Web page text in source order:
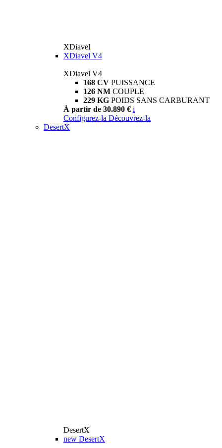
XDiavel
XDiavel V4
XDiavel V4
168 CV PUISSANCE
126 NM COUPLE
229 KG POIDS SANS CARBURANT
À partir de 30.890 € i
Configurez-la Découvrez-la
DesertX
DesertX
new DesertX